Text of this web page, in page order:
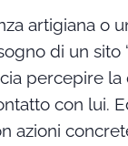
artigiana o
di un sito
percepire la
con lui.
azioni